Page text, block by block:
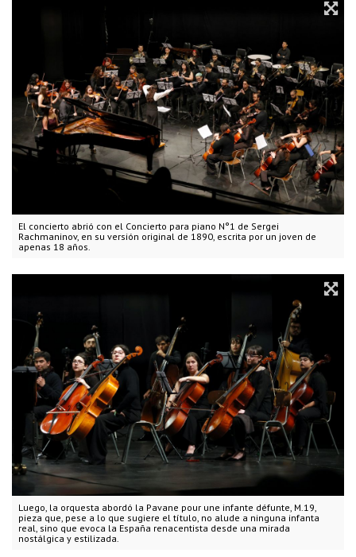
El concierto abrió con el Concierto para piano N°1 de Sergei
Rachmaninov, en su versión original de 1890, escrita por un joven de
apenas 18 años.
Luego, la orquesta abordó la Pavane pour une infante défunte, M.19,
pieza que, pese a lo que sugiere el título, no alude a ninguna infanta
real, sino que evoca la España renacentista desde una mirada
nostálgica y estilizada.